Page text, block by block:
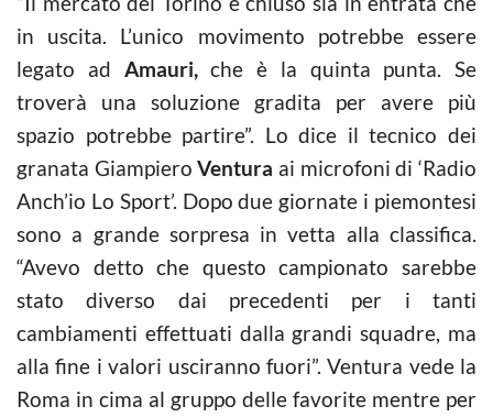
in uscita. L’unico movimento potrebbe essere
legato ad Amauri,che è la quinta punta. Se
troverà una soluzione gradita per avere più
spazio potrebbe partire”. Lo dice il tecnico dei
granata GiampieroVentura ai microfoni di ‘Radio
Anch’io Lo Sport’. Dopo due giornate i piemontesi
sono a grande sorpresa in vetta alla classifica.
“Avevo detto che questo campionato sarebbe
stato diverso dai precedenti per i tanti
cambiamenti effettuati dalla grandi squadre, ma
alla fine i valori usciranno fuori”. Ventura vede la
Roma in cima al gruppo delle favorite mentre per